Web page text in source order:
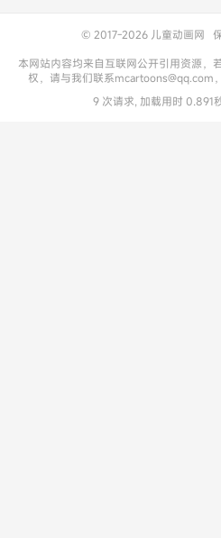
© 2017-2026 儿童动画网
本网站内容均来自互联网公开引用资源，
权，请与我们联系mcartoons@qq.com
9 次请求, 加载用时 0.891